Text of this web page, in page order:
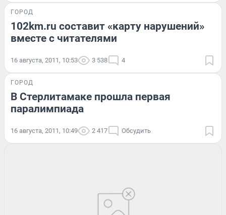
ГОРОД
102km.ru составит «карту нарушений»
вместе с читателями
16 августа, 2011, 10:53 3 538 4
ГОРОД
В Стерлитамаке прошла первая
паралимпиада
16 августа, 2011, 10:49 2 417 Обсудить